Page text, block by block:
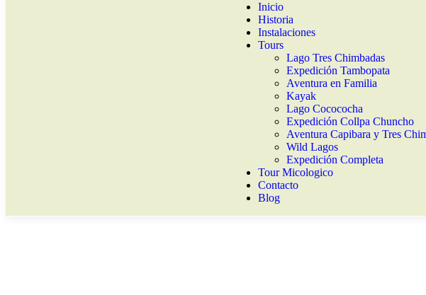
Inicio
Historia
Instalaciones
Tours
Lago Tres Chimbadas
Expedición Tambopata
Aventura en Familia
Kayak
Lago Cocococha
Expedición Collpa Chuncho
Aventura Capibara y Tres
Wild Lagos
Expedición Completa
Tour Micologico
Contacto
Blog